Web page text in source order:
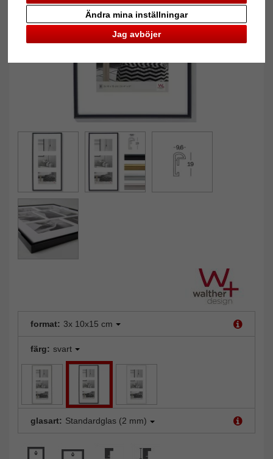
Jag avböjer
Ändra mina inställningar
Tillbaka
format: 3x 10x15 cm
färg: svart
glasart: Standardglas (2 mm)